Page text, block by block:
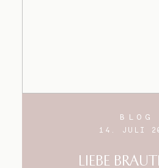
BLOG
14. JULI
LIEBE